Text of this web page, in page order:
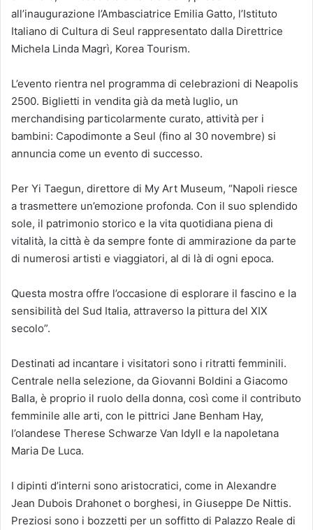
all’inaugurazione l’Ambasciatrice Emilia Gatto, l’Istituto
Italiano di Cultura di Seul rappresentato dalla Direttrice
Michela Linda Magrì, Korea Tourism.
L’evento rientra nel programma di celebrazioni di Neapolis
2500. Biglietti in vendita già da metà luglio, un
merchandising particolarmente curato, attività per i
bambini: Capodimonte a Seul (fino al 30 novembre) si
annuncia come un evento di successo.
Per Yi Taegun, direttore di My Art Museum, “Napoli riesce
a trasmettere un’emozione profonda. Con il suo splendido
sole, il patrimonio storico e la vita quotidiana piena di
vitalità, la città è da sempre fonte di ammirazione da parte
di numerosi artisti e viaggiatori, al di là di ogni epoca.
Questa mostra offre l’occasione di esplorare il fascino e la
sensibilità del Sud Italia, attraverso la pittura del XIX
secolo”.
Destinati ad incantare i visitatori sono i ritratti femminili.
Centrale nella selezione, da Giovanni Boldini a Giacomo
Balla, è proprio il ruolo della donna, così come il contributo
femminile alle arti, con le pittrici Jane Benham Hay,
l’olandese Therese Schwarze Van Idyll e la napoletana
Maria De Luca.
I dipinti d’interni sono aristocratici, come in Alexandre
Jean Dubois Drahonet o borghesi, in Giuseppe De Nittis.
Preziosi sono i bozzetti per un soffitto di Palazzo Reale di